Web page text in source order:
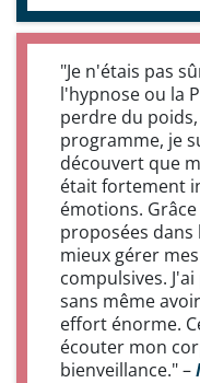
"Je n'étais pas
l'hypnose ou la
perdre du
programme, je
découvert que
était fortement
émotions. Grâce
proposées
mieux gérer
compulsives.
sans même
effort énorme.
écouter mon
bienveillance." –